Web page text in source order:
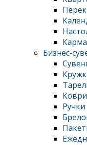
Бизнес-
Ручки